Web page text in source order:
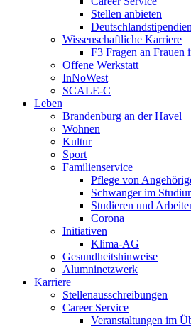
Stellen anbieten
Deutschlandstipendien
Wissenschaftliche Karriere
F3 Fragen an Frauen
Offene Werkstatt
InNoWest
SCALE-C
Leben
Brandenburg an der Havel
Wohnen
Kultur
Sport
Familienservice
Pflege von
Schwanger im
Studieren und
Corona
Initiativen
Klima-AG
Gesundheitshinweise
Alumninetzwerk
Karriere
Stellenausschreibungen
Career Service
Veranstaltungen im